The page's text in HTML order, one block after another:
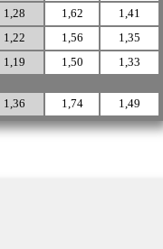
1,28 1,62
1,41
1,22 1,56
1,35
1,19 1,50 1,33
1,36 1,74 1,49